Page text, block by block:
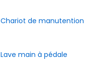
Chariot de manutention
Lave main à pédale